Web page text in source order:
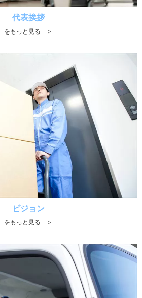
代表挨拶
をもっと見る ＞
ビジョン
をもっと見る ＞